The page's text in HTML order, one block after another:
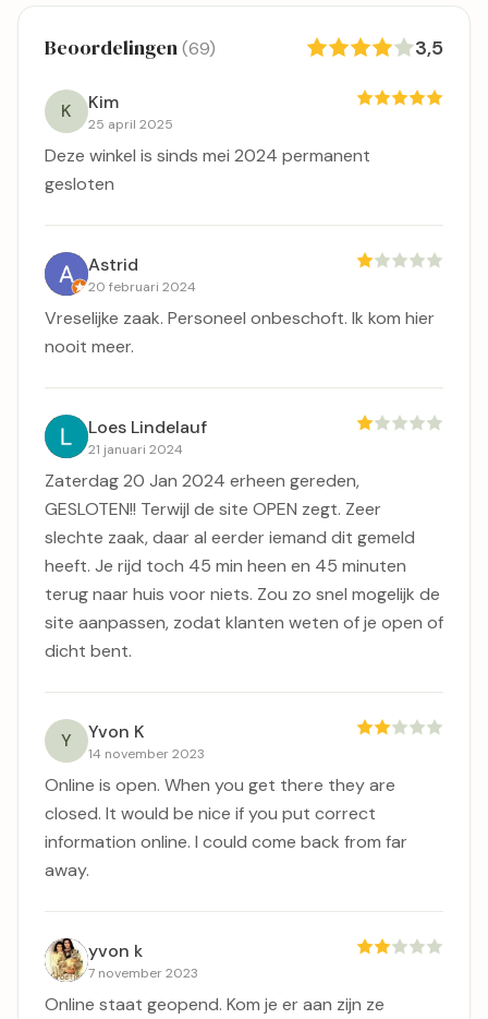
Beoordelingen(69) 3,5
K Kim
25 april 2025
Deze winkel is sinds mei 2024 permanent
gesloten
Astrid
20 februari 2024
Vreselijke zaak. Personeel onbeschoft. Ik kom hier
nooit meer.
Loes Lindelauf
21 januari 2024
Zaterdag 20 Jan 2024 erheen gereden,
GESLOTEN!! Terwijl de site OPEN zegt. Zeer
slechte zaak, daar al eerder iemand dit gemeld
heeft. Je rijd toch 45 min heen en 45 minuten
terug naar huis voor niets. Zou zo snel mogelijk de
site aanpassen, zodat klanten weten of je open of
dicht bent.
Y Yvon K
14 november 2023
Online is open. When you get there they are
closed. It would be nice if you put correct
information online. I could come back from far
away.
yvon k
7 november 2023
Online staat geopend. Kom je er aan zijn ze